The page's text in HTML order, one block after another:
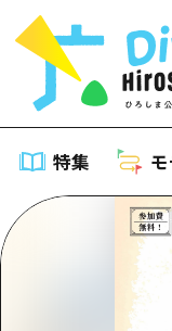
特集
特集
モデ